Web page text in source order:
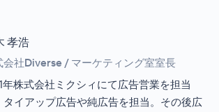
孝浩
会社Diverse / マーケティング室室長
年株式会社ミクシィにて広告営業を担当
タイアップ広告や純広告を担当。その後広